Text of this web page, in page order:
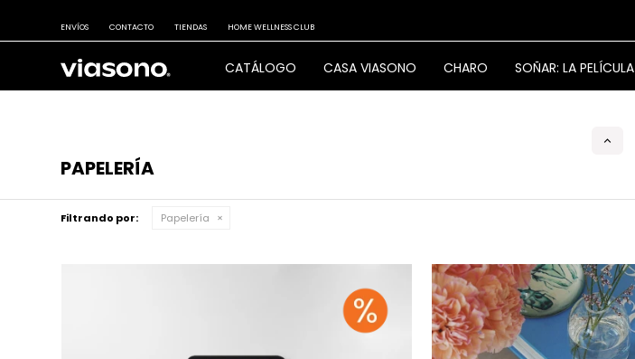
CATÁLOGO CASA VIASONO CHARO SOÑAR: LA PELÍCULA
ENVÍOS CONTACTO TIENDAS HOME WELLNESS CLUB
PAPELERÍA
Filtrando por: Papelería